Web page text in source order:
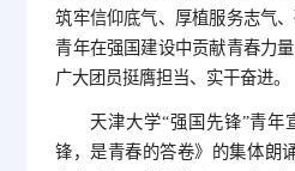
筑牢信仰底气、厚植服务志气
青年在强国建设中贡献青春力
广大团员挺膺担当、实干奋进。
天津大学“强国先锋”青年
锋，是青春的答卷》的集体朗